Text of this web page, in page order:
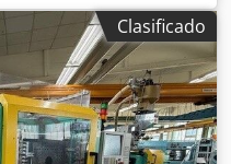
5,400 kg, diámetro del
, Flete: ex location Plazo
Ao Ieha Condiciones
de la máquina,
Clasificado